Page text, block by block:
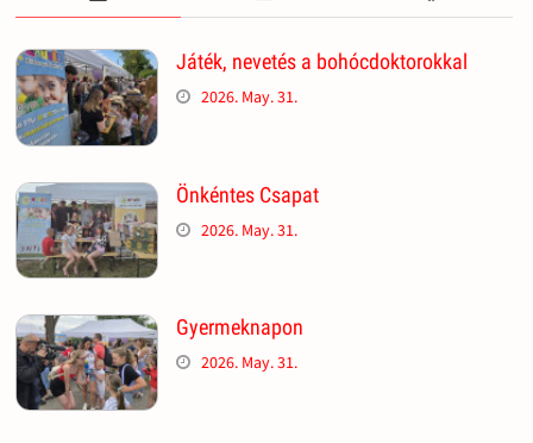
Játék, nevetés a bohócdoktorokkal
2026. May. 31.
Önkéntes Csapat
2026. May. 31.
Gyermeknapon
2026. May. 31.